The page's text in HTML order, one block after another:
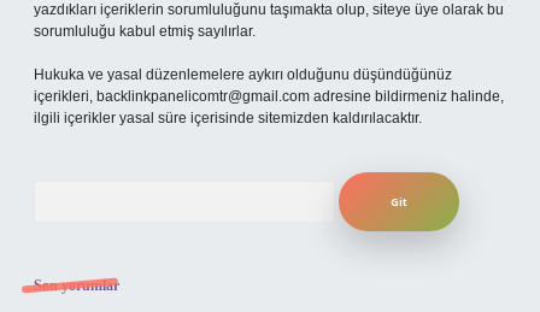
yazdıkları içeriklerin sorumluluğunu taşımakta olup, siteye üye olarak bu
sorumluluğu kabul etmiş sayılırlar.
Hukuka ve yasal düzenlemelere aykırı olduğunu düşündüğünüz
içerikleri, backlinkpanelicomtr@gmail.com adresine bildirmeniz halinde,
ilgili içerikler yasal süre içerisinde sitemizden kaldırılacaktır.
Son yorumlar